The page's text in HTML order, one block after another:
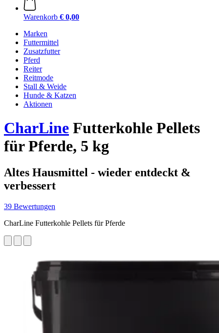
Warenkorb € 0,00
Marken
Futtermittel
Zusatzfutter
Pferd
Reiter
Reitmode
Stall & Weide
Hunde & Katzen
Aktionen
CharLine Futterkohle Pellets
für Pferde, 5 kg
Altes Hausmittel - wieder entdeckt &
verbessert
39 Bewertungen
CharLine Futterkohle Pellets für Pferde